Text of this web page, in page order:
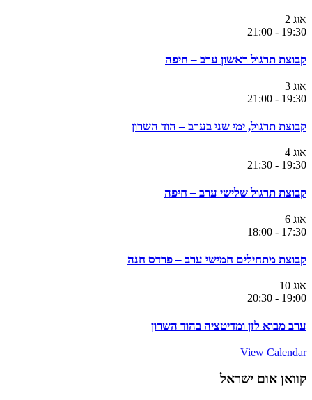
אוג 2
19:30
-
21:00
קבוצת תרגול ראשון ערב – חיפה
אוג 3
19:30
-
21:00
קבוצת תרגול, ימי שני בערב – הוד השרון
אוג 4
19:30
-
21:30
קבוצת תרגול שלישי ערב – חיפה
אוג 6
17:30
-
18:00
קבוצת מתחילים חמישי ערב – פרדס חנה
אוג 10
19:00
-
20:30
ערב מבוא לזן ומדיטציה בהוד השרון
View Calendar
קוואן אום ישראל